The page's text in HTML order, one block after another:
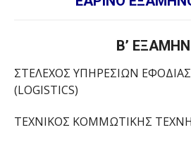
Β’
ΣΤΕΛΕΧΟΣ ΥΠΗΡΕΣΙΩΝ
(LOGISTICS)
ΤΕΧΝΙΚΟΣ ΚΟΜΜΩΤΙΚΗΣ